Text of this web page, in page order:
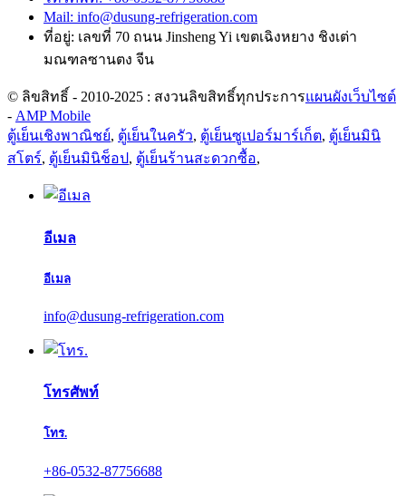
Mail: info@dusung-refrigeration.com
ที่อยู่: เลขที่ 70 ถนน Jinsheng Yi เขตเฉิงหยาง ชิงเต่า
มณฑลซานตง จีน
© ลิขสิทธิ์ - 2010-2025 : สงวนลิขสิทธิ์ทุกประการแผนผังเว็บไซต์
- AMP Mobile
ตู้เย็นเชิงพาณิชย์, ตู้เย็นในครัว, ตู้เย็นซูเปอร์มาร์เก็ต, ตู้เย็นมินิ
สโตร์, ตู้เย็นมินิช็อป, ตู้เย็นร้านสะดวกซื้อ,
อีเมล
อีเมล
info@dusung-refrigeration.com
โทรศัพท์
โทร.
+86-0532-87756688